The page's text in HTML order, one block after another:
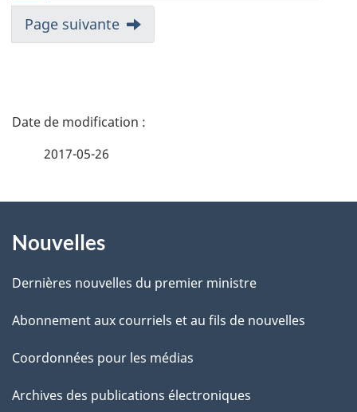
Page suivante
D
i
l
s
d
e
2017-05-26
propos
de
ce
site
Nouvelles
Dernières nouvelles du premier ministre
Abonnement aux courriels et au fils de nouvelles
Coordonnées pour les médias
Archives des publications électroniques